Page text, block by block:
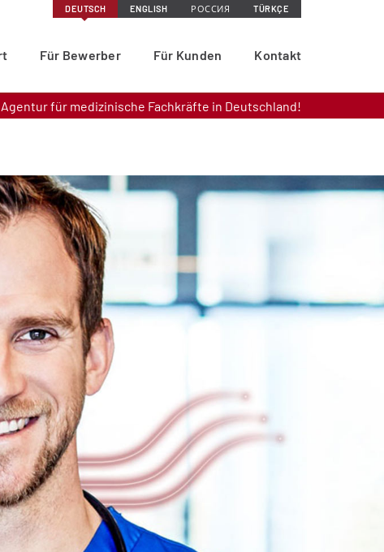
DEUTSCH ENGLISH РОССИЯ TÜRKÇE
Für Bewerber Für Kunden Kontakt
Agentur für medizinische Fachkräfte in Deutschland!